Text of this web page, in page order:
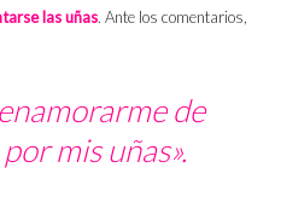
las uñas. Ante los comentarios,
de
mis uñas».